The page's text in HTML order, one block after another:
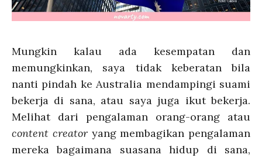
Mungkin kalau ada kesempatan dan
memungkinkan, saya tidak keberatan bila
nanti pindah ke Australia mendampingi suami
bekerja di sana, atau saya juga ikut bekerja.
Melihat dari pengalaman orang-orang atau
content creatoryang membagikan pengalaman
mereka bagaimana suasana hidup di sana,